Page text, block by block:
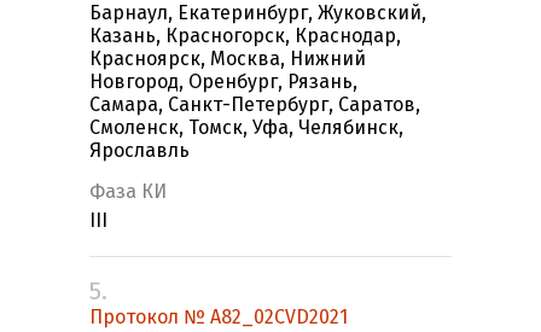
Барнаул, Екатеринбург, Жуковский,
Казань, Красногорск, Краснодар,
Красноярск, Москва, Нижний
Новгород, Оренбург, Рязань,
Самара, Санкт-Петербург, Саратов,
Смоленск, Томск, Уфа, Челябинск,
Ярославль
Фаза КИ
5.
Протокол № A82_02CVD2021